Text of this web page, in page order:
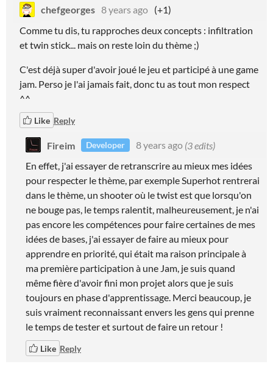
chefgeorges 8 years ago (+1)
Comme tu dis, tu rapproches deux concepts : infiltration
et twin stick... mais on reste loin du thème ;)
C'est déjà super d'avoir joué le jeu et participé à une game
jam. Perso je l'ai jamais fait, donc tu as tout mon respect
^^
Like Reply
Fireim Developer 8 years ago (3 edits)
En effet, j'ai essayer de retranscrire au mieux mes idées
pour respecter le thème, par exemple Superhot rentrerai
dans le thème, un shooter où le twist est que lorsqu'on
ne bouge pas, le temps ralentit, malheureusement, je n'ai
pas encore les compétences pour faire certaines de mes
idées de bases, j'ai essayer de faire au mieux pour
apprendre en priorité, qui était ma raison principale à
ma première participation à une Jam, je suis quand
même fière d'avoir fini mon projet alors que je suis
toujours en phase d'apprentissage. Merci beaucoup, je
suis vraiment reconnaissant envers les gens qui prenne
le temps de tester et surtout de faire un retour !
Like Reply